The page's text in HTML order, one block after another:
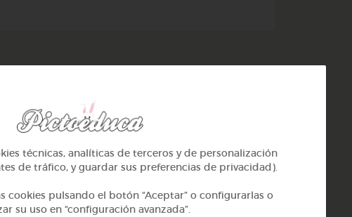
técnicas, analíticas de terceros y de personalización
de tráfico, y guardar sus preferencias de privacidad).
cookies pulsando el botón “Aceptar” o configurarlas o
su uso en “configuración avanzada”.